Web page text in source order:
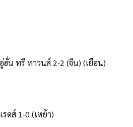
น ทรี ทาวนส์ 2-2 (จีน) (เยือน)
ดส์ 1-0 (เหย้า)